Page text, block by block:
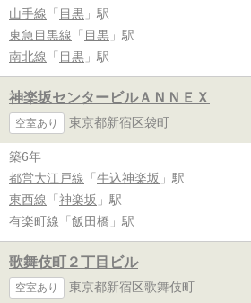
山手線 「 目黒 」駅
東急目黒線 「 目黒 」駅
南北線 「 目黒 」駅
神楽坂センタービルＡＮＮＥＸ
空室あり 東京都新宿区袋町
築6年
都営大江戸線 「 牛込神楽坂 」駅
東西線 「 神楽坂 」駅
有楽町線 「 飯田橋 」駅
歌舞伎町２丁目ビル
空室あり 東京都新宿区歌舞伎町